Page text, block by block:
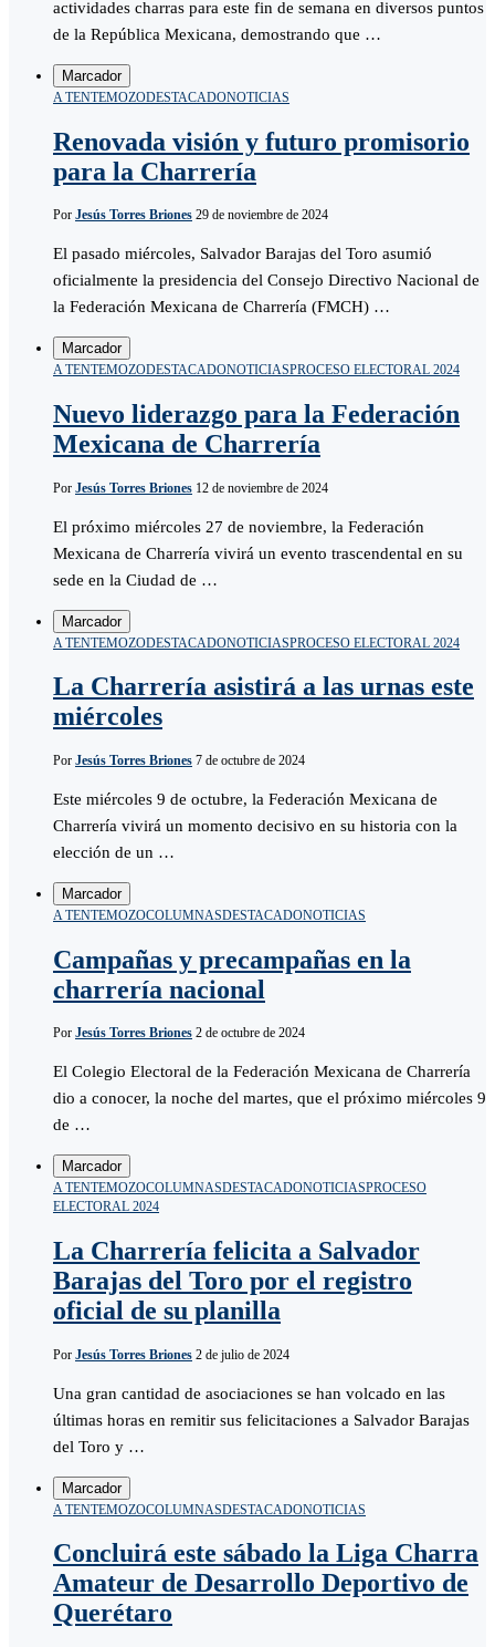
actividades charras para este fin de semana en diversos puntos
de la República Mexicana, demostrando que …
Marcador
A TENTEMOZODESTACADONOTICIAS
Renovada visión y futuro promisorio
para la Charrería
Por Jesús Torres Briones 29 de noviembre de 2024
El pasado miércoles, Salvador Barajas del Toro asumió
oficialmente la presidencia del Consejo Directivo Nacional de
la Federación Mexicana de Charrería (FMCH) …
Marcador
A TENTEMOZODESTACADONOTICIASPROCESO ELECTORAL 2024
Nuevo liderazgo para la Federación
Mexicana de Charrería
Por Jesús Torres Briones 12 de noviembre de 2024
El próximo miércoles 27 de noviembre, la Federación
Mexicana de Charrería vivirá un evento trascendental en su
sede en la Ciudad de …
Marcador
A TENTEMOZODESTACADONOTICIASPROCESO ELECTORAL 2024
La Charrería asistirá a las urnas este
miércoles
Por Jesús Torres Briones 7 de octubre de 2024
Este miércoles 9 de octubre, la Federación Mexicana de
Charrería vivirá un momento decisivo en su historia con la
elección de un …
Marcador
A TENTEMOZOCOLUMNASDESTACADONOTICIAS
Campañas y precampañas en la
charrería nacional
Por Jesús Torres Briones 2 de octubre de 2024
El Colegio Electoral de la Federación Mexicana de Charrería
dio a conocer, la noche del martes, que el próximo miércoles 9
de …
Marcador
A TENTEMOZOCOLUMNASDESTACADONOTICIASPROCESO
ELECTORAL 2024
La Charrería felicita a Salvador
Barajas del Toro por el registro
oficial de su planilla
Por Jesús Torres Briones 2 de julio de 2024
Una gran cantidad de asociaciones se han volcado en las
últimas horas en remitir sus felicitaciones a Salvador Barajas
del Toro y …
Marcador
A TENTEMOZOCOLUMNASDESTACADONOTICIAS
Concluirá este sábado la Liga Charra
Amateur de Desarrollo Deportivo de
Querétaro